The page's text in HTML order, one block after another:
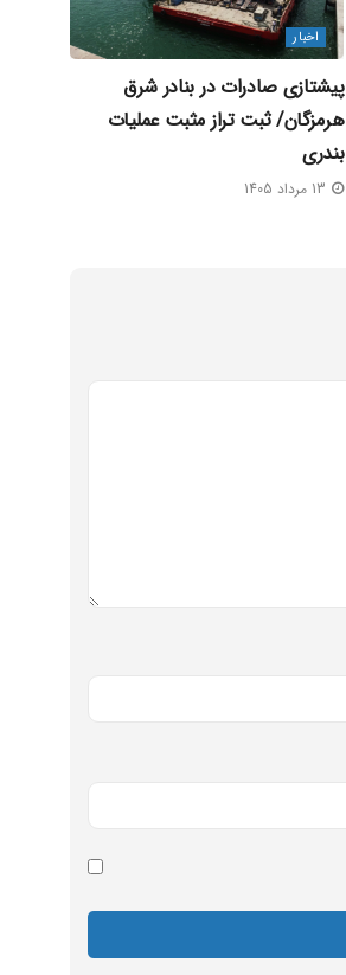
اخبار
پیشتازی صادرات در بنادر شرق
هرمزگان/ ثبت تراز مثبت عملیات
بندری